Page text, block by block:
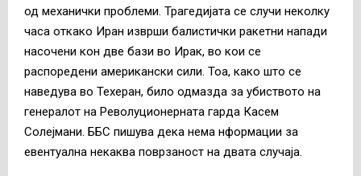
од механички проблеми. Трагедијата се случи неколку
часа откако Иран изврши балистички ракетни напади
насочени кон две бази во Ирак, во кои се
распоредени американски сили. Тоа, како што се
наведува во Техеран, било одмазда за убиството на
генералот на Револуционерната гарда Касем
Солејмани. ББС пишува дека нема нформации за
евентуална некаква поврзаност на двата случаја.